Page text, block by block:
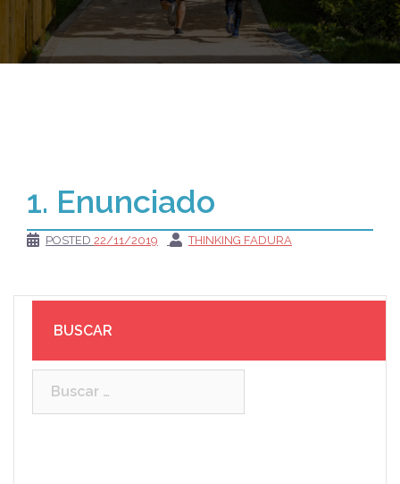
1. Enunciado
POSTED 22/11/2019 THINKING FADURA
BUSCAR